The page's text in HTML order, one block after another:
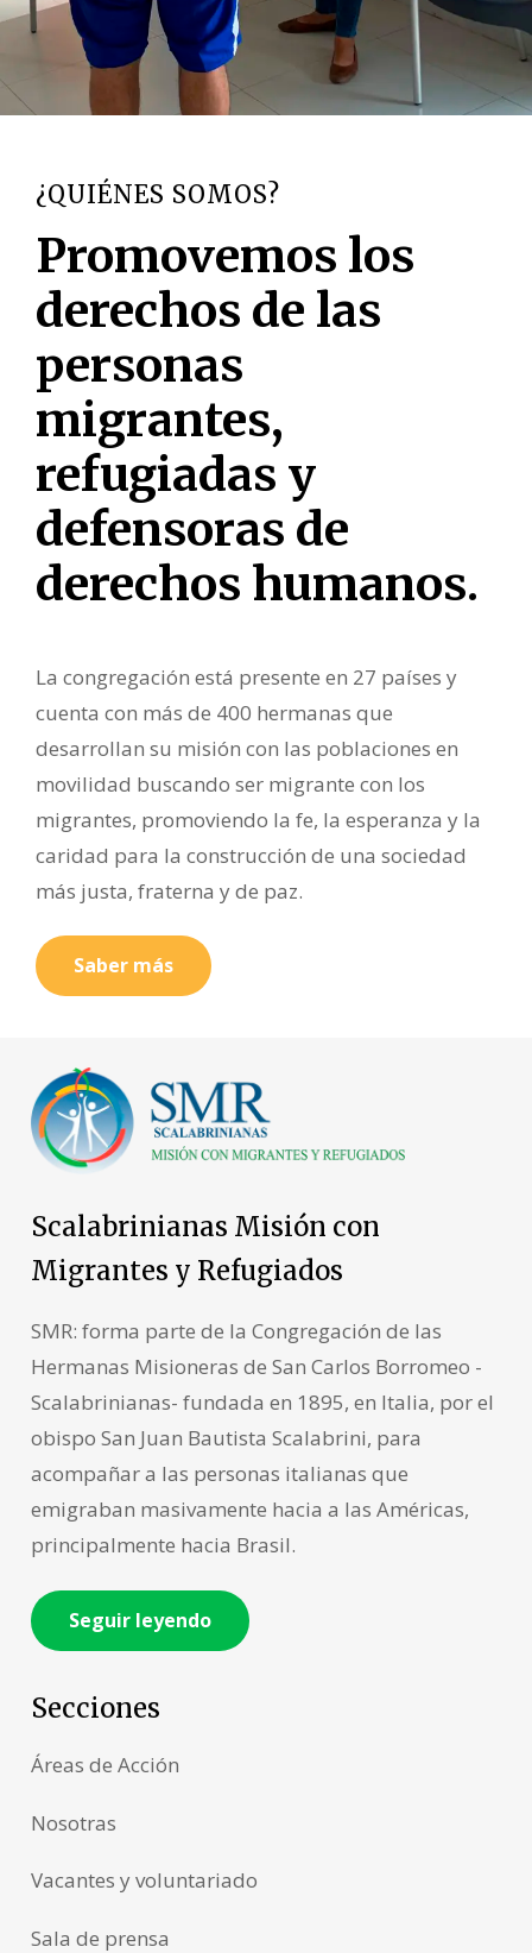
¿QUIÉNES SOMOS?
Promovemos los
derechos de las
personas
migrantes,
refugiadas y
defensoras de
derechos humanos.
La congregación está presente en 27 países y
cuenta con más de 400 hermanas que
desarrollan su misión con las poblaciones en
movilidad buscando ser migrante con los
migrantes, promoviendo la fe, la esperanza y la
caridad para la construcción de una sociedad
más justa, fraterna y de paz.
Saber más
Scalabrinianas Misión con
Migrantes y Refugiados
SMR: forma parte de la Congregación de las
Hermanas Misioneras de San Carlos Borromeo -
Scalabrinianas- fundada en 1895, en Italia, por el
obispo San Juan Bautista Scalabrini, para
acompañar a las personas italianas que
emigraban masivamente hacia a las Américas,
principalmente hacia Brasil.
Seguir leyendo
Secciones
Áreas de Acción
Nosotras
Vacantes y voluntariado
Sala de prensa